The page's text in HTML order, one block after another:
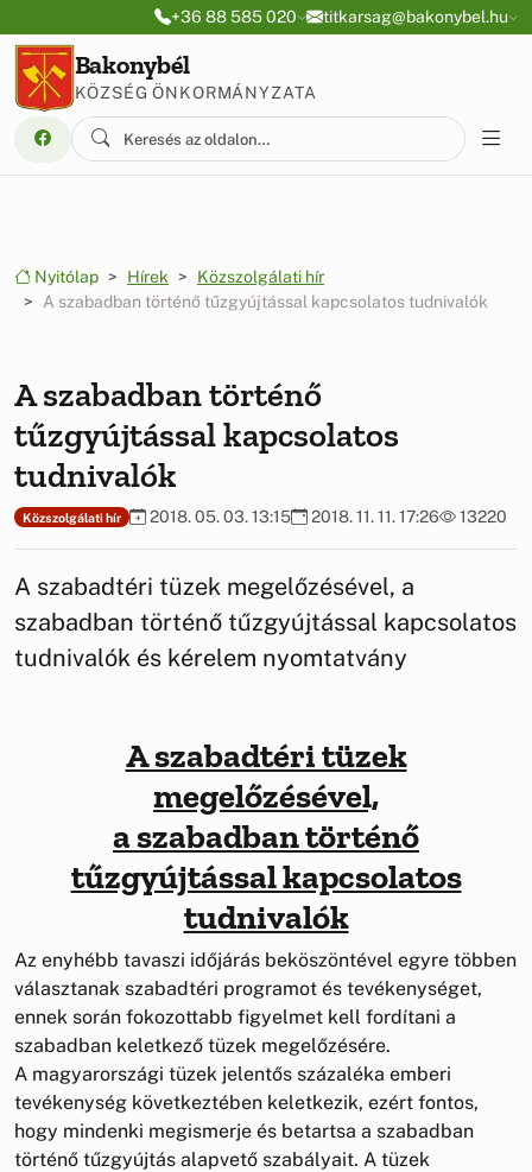
Ugrás a menüre
Ugrás a tartalomra+36 88 585 020 titkarsag@bakonybel.hu
Bakonybél
KÖZSÉG ÖNKORMÁNYZATA
Nyitólap Hírek
Közszolgálati hír
A szabadban történő tűzgyújtással kapcsolatos tudnivalók
A szabadban történő
tűzgyújtással kapcsolatos
tudnivalók
Közszolgálati hír 2018. 05. 03. 13:15 2018. 11. 11. 17:26 13220
A szabadtéri tüzek megelőzésével, a
szabadban történő tűzgyújtással kapcsolatos
tudnivalók és kérelem nyomtatvány
A szabadtéri tüzek
megelőzésével,
a szabadban történő
tűzgyújtással kapcsolatos
tudnivalók
Az enyhébb tavaszi időjárás beköszöntével egyre többen
választanak szabadtéri programot és tevékenységet,
ennek során fokozottabb figyelmet kell fordítani a
szabadban keletkező tüzek megelőzésére.
A magyarországi tüzek jelentős százaléka emberi
tevékenység következtében keletkezik, ezért fontos,
hogy mindenki megismerje és betartsa a szabadban
történő tűzgyújtás alapvető szabályait. A tüzek